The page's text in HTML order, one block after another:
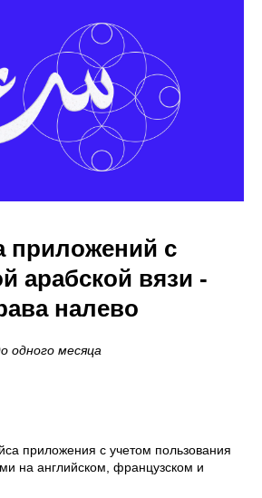
приложений с
арабской вязи -
налево
одного месяца
приложения с учетом пользования
на английском, французском и